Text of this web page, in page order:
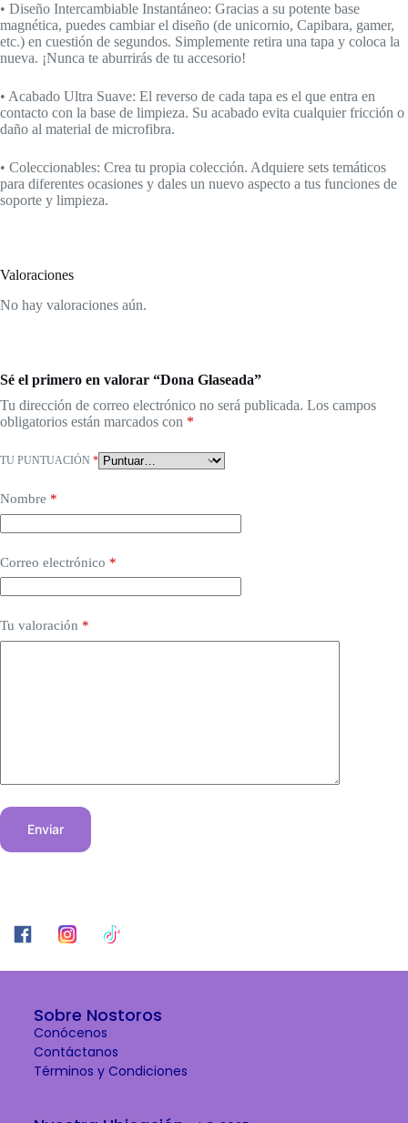
• Diseño Intercambiable Instantáneo: Gracias a su potente base
magnética, puedes cambiar el diseño (de unicornio, Capibara, gamer,
etc.) en cuestión de segundos. Simplemente retira una tapa y coloca la
nueva. ¡Nunca te aburrirás de tu accesorio!
• Acabado Ultra Suave: El reverso de cada tapa es el que entra en
contacto con la base de limpieza. Su acabado evita cualquier fricción o
daño al material de microfibra.
• Coleccionables: Crea tu propia colección. Adquiere sets temáticos
para diferentes ocasiones y dales un nuevo aspecto a tus funciones de
soporte y limpieza.
Valoraciones
No hay valoraciones aún.
Sé el primero en valorar “Dona Glaseada”
Tu dirección de correo electrónico no será publicada. Los campos
obligatorios están marcados con *
TU PUNTUACIÓN *
Nombre *
Correo electrónico *
Tu valoración *
Enviar
Sobre Nostoros
Conócenos
Contáctanos
Términos y Condiciones